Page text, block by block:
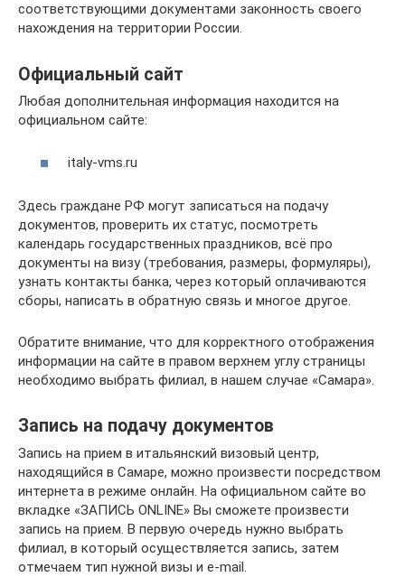
соответствующими документами законность своего
нахождения на территории России.
Официальный сайт
Любая дополнительная информация находится на
официальном сайте:
italy-vms.ru
Здесь граждане РФ могут записаться на подачу
документов, проверить их статус, посмотреть
календарь государственных праздников, всё про
документы на визу (требования, размеры, формуляры),
узнать контакты банка, через который оплачиваются
сборы, написать в обратную связь и многое другое.
Обратите внимание, что для корректного отображения
информации на сайте в правом верхнем углу страницы
необходимо выбрать филиал, в нашем случае «Самара».
Запись на подачу документов
Запись на прием в итальянский визовый центр,
находящийся в Самаре, можно произвести посредством
интернета в режиме онлайн. На официальном сайте во
вкладке «ЗАПИСЬ ONLINE» Вы сможете произвести
запись на прием. В первую очередь нужно выбрать
филиал, в который осуществляется запись, затем
отмечаем тип нужной визы и e-mail.